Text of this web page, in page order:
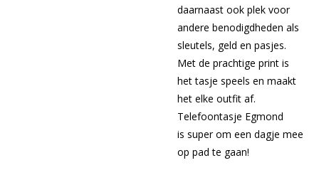
daarnaast ook plek voor
andere benodigdheden als
sleutels, geld en pasjes.
Met de prachtige print is
het tasje speels en maakt
het elke outfit af.
Telefoontasje Egmond
is super om een dagje mee
op pad te gaan!